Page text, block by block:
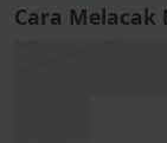
Cara Melacak